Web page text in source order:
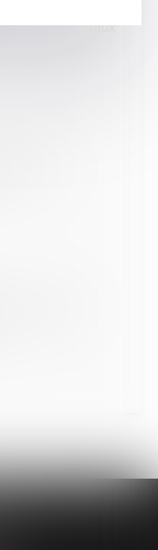
un prêt à taux